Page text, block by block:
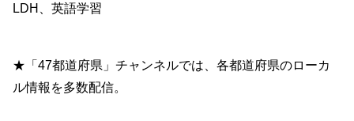
LDH、英語学習
★「47都道府県」チャンネルでは、各都道府県のローカ
ル情報を多数配信。